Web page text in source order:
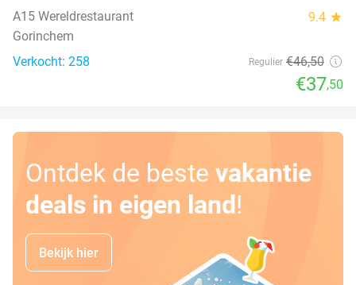
A15 Wereldrestaurant 9.4 star
Gorinchem
Verkocht: 258
Regulier €46,50
€37,50
Ontdek de beste vakantie
deals in eigen land!
Bekijk hier